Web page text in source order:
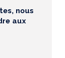
nous
aux